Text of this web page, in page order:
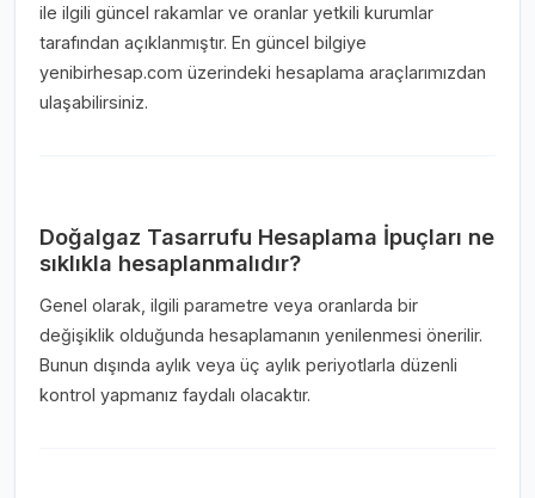
ile ilgili güncel rakamlar ve oranlar yetkili kurumlar
tarafından açıklanmıştır. En güncel bilgiye
yenibirhesap.com üzerindeki hesaplama araçlarımızdan
ulaşabilirsiniz.
Doğalgaz Tasarrufu Hesaplama İpuçları ne
sıklıkla hesaplanmalıdır?
Genel olarak, ilgili parametre veya oranlarda bir
değişiklik olduğunda hesaplamanın yenilenmesi önerilir.
Bunun dışında aylık veya üç aylık periyotlarla düzenli
kontrol yapmanız faydalı olacaktır.